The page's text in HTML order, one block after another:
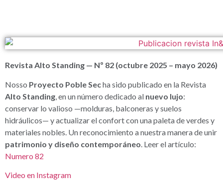
Revista Alto Standing — Nº 82 (octubre 2025 – mayo 2026)
Nosso Proyecto Poble Secha sido publicado en la Revista
Alto Standing , en un número dedicado al nuevo lujo:
conservar lo valioso —molduras, balconeras y suelos
hidráulicos— y actualizar el confort con una paleta de verdes y
materiales nobles. Un reconocimiento a nuestra manera de unir
patrimonio y diseño contemporáneo . Leer el artículo:
Numero 82
Video en Instagram